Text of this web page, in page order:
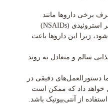
برخی داروها مانند
آسپرین و داروهای ضد التهابی غیر استروئیدی (NSAIDs)
زیرا این داروها باعث
سالم و متعادل به روند
دستورالعمل‌های دقیقی در
خواهد داد که ممکن است
از آنتی‌بیوتیک باشد.